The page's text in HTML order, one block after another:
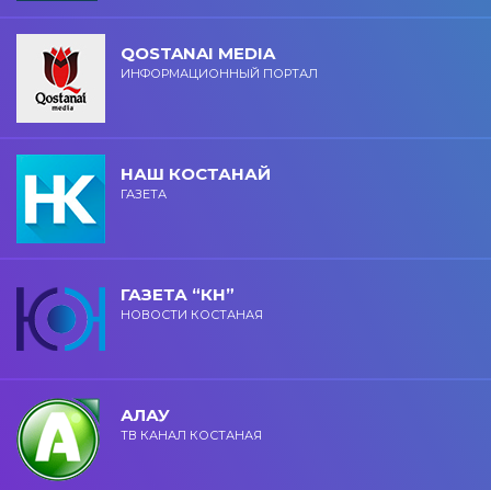
QOSTANAI MEDIA
ИНФОРМАЦИОННЫЙ ПОРТАЛ
НАШ КОСТАНАЙ
ГАЗЕТА
ГАЗЕТА “КН”
НОВОСТИ КОСТАНАЯ
АЛАУ
ТВ КАНАЛ КОСТАНАЯ